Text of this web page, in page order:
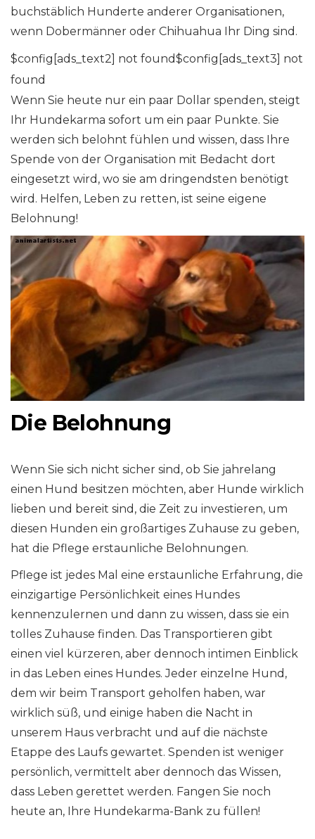
buchstäblich Hunderte anderer Organisationen,
wenn Dobermänner oder Chihuahua Ihr Ding sind.
$config[ads_text2] not found$config[ads_text3] not
found
Wenn Sie heute nur ein paar Dollar spenden, steigt
Ihr Hundekarma sofort um ein paar Punkte. Sie
werden sich belohnt fühlen und wissen, dass Ihre
Spende von der Organisation mit Bedacht dort
eingesetzt wird, wo sie am dringendsten benötigt
wird. Helfen, Leben zu retten, ist seine eigene
Belohnung!
Die Belohnung
Wenn Sie sich nicht sicher sind, ob Sie jahrelang
einen Hund besitzen möchten, aber Hunde wirklich
lieben und bereit sind, die Zeit zu investieren, um
diesen Hunden ein großartiges Zuhause zu geben,
hat die Pflege erstaunliche Belohnungen.
Pflege ist jedes Mal eine erstaunliche Erfahrung, die
einzigartige Persönlichkeit eines Hundes
kennenzulernen und dann zu wissen, dass sie ein
tolles Zuhause finden. Das Transportieren gibt
einen viel kürzeren, aber dennoch intimen Einblick
in das Leben eines Hundes. Jeder einzelne Hund,
dem wir beim Transport geholfen haben, war
wirklich süß, und einige haben die Nacht in
unserem Haus verbracht und auf die nächste
Etappe des Laufs gewartet. Spenden ist weniger
persönlich, vermittelt aber dennoch das Wissen,
dass Leben gerettet werden. Fangen Sie noch
heute an, Ihre Hundekarma-Bank zu füllen!